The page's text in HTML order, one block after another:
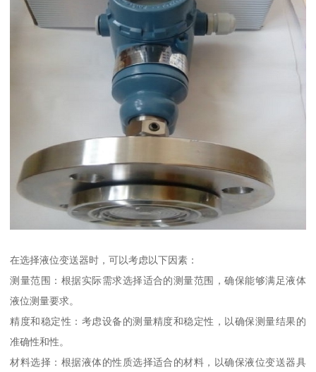
在选择液位变送器时，可以考虑以下因素：
测量范围：根据实际需求选择适合的测量范围，确保能够满足液体
液位测量要求。
精度和稳定性：考虑设备的测量精度和稳定性，以确保测量结果的
准确性和性。
材料选择：根据液体的性质选择适合的材料，以确保液位变送器具